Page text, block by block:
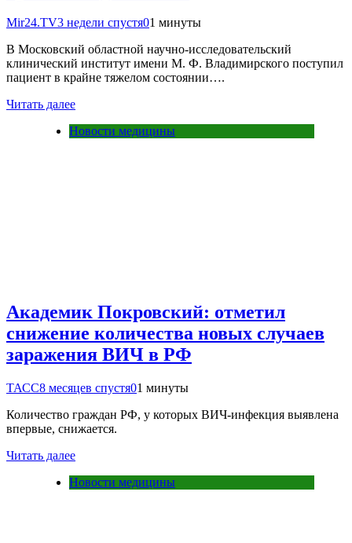
Mir24.TV3 недели спустя01 минуты
В Московский областной научно-исследовательский
клинический институт имени М. Ф. Владимирского поступил
пациент в крайне тяжелом состоянии….
Читать далее
Новости медицины
Академик Покровский: отметил
снижение количества новых случаев
заражения ВИЧ в РФ
ТАСС8 месяцев спустя01 минуты
Количество граждан РФ, у которых ВИЧ-инфекция выявлена
впервые, снижается.
Читать далее
Новости медицины